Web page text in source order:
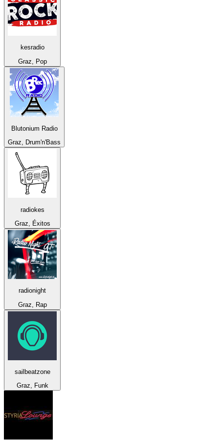
kesradio
Graz, Pop
Blutonium Radio
Graz, Drum'n'Bass
radiokes
Graz, Éxitos
radionight
Graz, Rap
sailbeatzone
Graz, Funk